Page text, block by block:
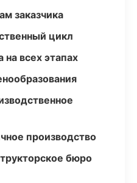
заказчика
цикл
на всех этапах
производство
бюро